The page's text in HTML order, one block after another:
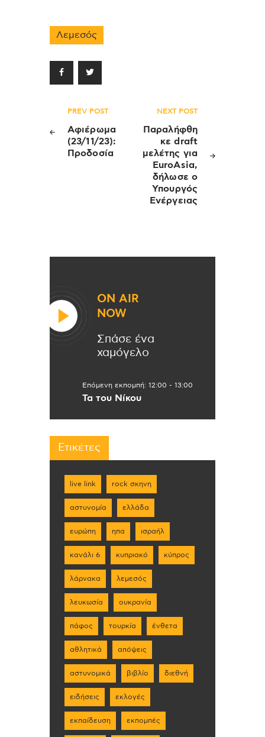
Λεμεσός
Πλοήγηση
άρθρων
PREV POST
Αφιέρωμα
(23/11/23):
Προδοσία
NEXT POST
Παραλήφθη
κε draft
μελέτης για
EuroAsia,
δήλωσε ο
Υπουργός
Ενέργειας
ON AIR
NOW
Σπάσε ένα
χαμόγελο
Επόμενη εκπομπή: 12:00 - 13:00
Τα του Νίκου
Ετικέτες
live link rock σκηνη
αστυνομία ελλάδα
ευρώπη ηπα ισραήλ
κανάλι 6 κυπριακό κύπρος
λάρνακα λεμεσός
λευκωσία ουκρανία
πάφος τουρκία ένθετα
αθλητικά απόψεις
αστυνομικά βιβλίο διεθνή
ειδήσεις εκλογές
εκπαίδευση εκπομπές